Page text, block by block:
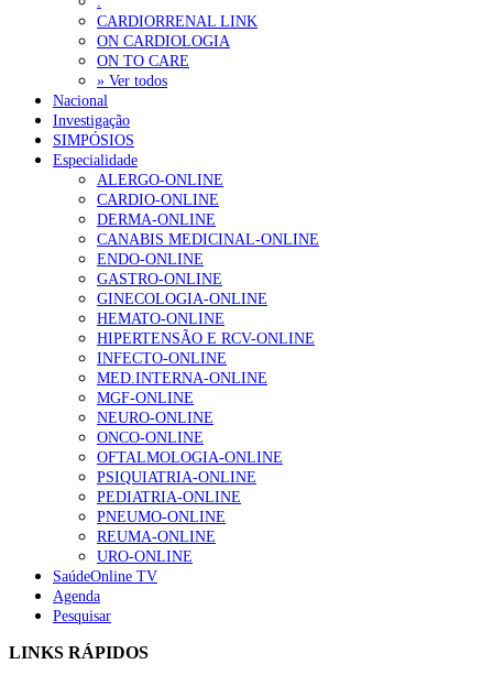
CARDIORRENAL LINK
ON CARDIOLOGIA
ON TO CARE
» Ver todos
Nacional
Investigação
SIMPÓSIOS
Especialidade
ALERGO-ONLINE
CARDIO-ONLINE
DERMA-ONLINE
CANABIS MEDICINAL-ONLINE
ENDO-ONLINE
GASTRO-ONLINE
GINECOLOGIA-ONLINE
HEMATO-ONLINE
HIPERTENSÃO E RCV-ONLINE
INFECTO-ONLINE
MED.INTERNA-ONLINE
MGF-ONLINE
NEURO-ONLINE
ONCO-ONLINE
OFTALMOLOGIA-ONLINE
PSIQUIATRIA-ONLINE
PEDIATRIA-ONLINE
PNEUMO-ONLINE
REUMA-ONLINE
URO-ONLINE
SaúdeOnline TV
Agenda
Pesquisar
LINKS RÁPIDOS